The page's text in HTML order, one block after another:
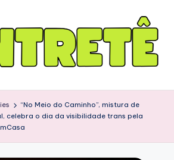
“No Meio do Caminho”, mistura de
celebra o dia da visibilidade trans pela